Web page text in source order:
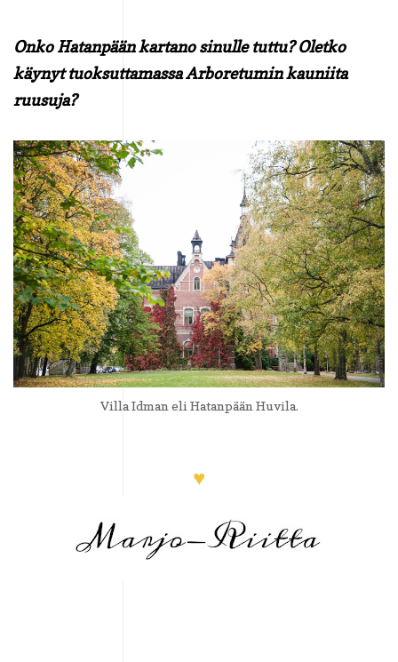
Onko Hatanpään kartano sinulle tuttu? Oletko
käynyt tuoksuttamassa Arboretumin kauniita
ruusuja?
Villa Idman eli Hatanpään Huvila.
♥